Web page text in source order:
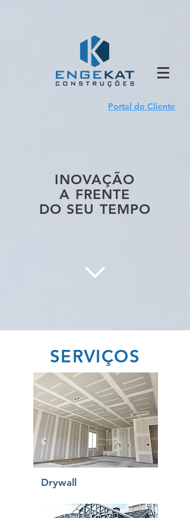
Portal do Cliente
INOVAÇÃO
A FRENTE
DO SEU TEMPO
SERVIÇOS
Drywall